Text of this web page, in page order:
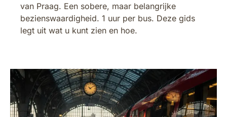
van Praag. Een sobere, maar belangrijke
bezienswaardigheid. 1 uur per bus. Deze gids
legt uit wat u kunt zien en hoe.